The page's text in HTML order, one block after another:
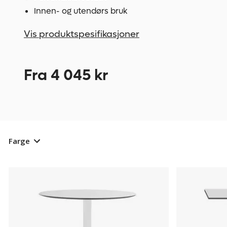
Innen- og utendørs bruk
Vis produktspesifikasjoner
Fra 4 045 kr
Farge
kvadratisk,